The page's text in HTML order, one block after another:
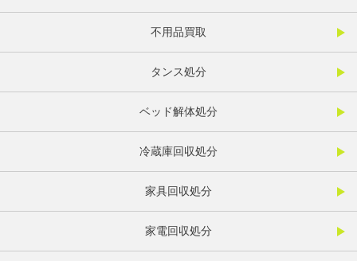
不用品買取
タンス処分
ベッド解体処分
冷蔵庫回収処分
家具回収処分
家電回収処分